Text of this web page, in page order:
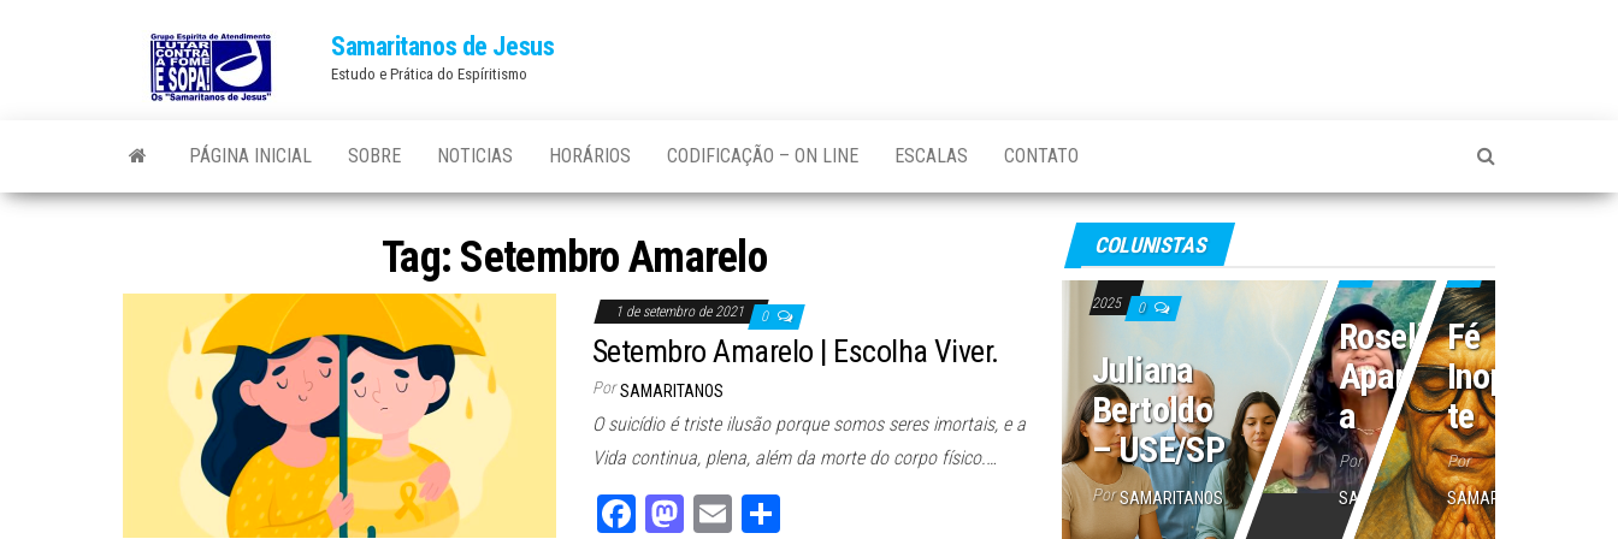
Samaritanos de Jesus
Estudo e Prática do Espíritismo
PÁGINA INICIAL SOBRE NOTICIAS HORÁRIOS CODIFICAÇÃO – ON LINE ESCALAS CONTATO
Tag: Setembro Amarelo
1 de setembro de 2021 0
Setembro Amarelo | Escolha Viver.
Por SAMARITANOS
O suicídio é triste ilusão porque somos seres imortais, e a
Vida continua, plena, além da morte do corpo físico.…
Fa M
E
COLUNISTAS
16 de julho de
2025
0
Juliana
Bertoldo
– USE/SP
Por SAMARITANOS
Roseli
Aparecid
a
Por
SAMARITANOS
Fé
Inoperan
te
Por
SAMARITANOS